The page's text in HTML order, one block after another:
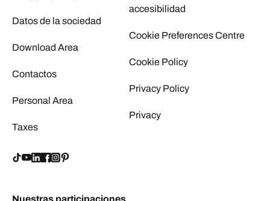
Datos de la sociedad
Download Area
Contactos
Personal Area
Taxes
accesibilidad
Cookie Preferences Centre
Cookie Policy
Privacy Policy
Privacy
Nuestras participaciones